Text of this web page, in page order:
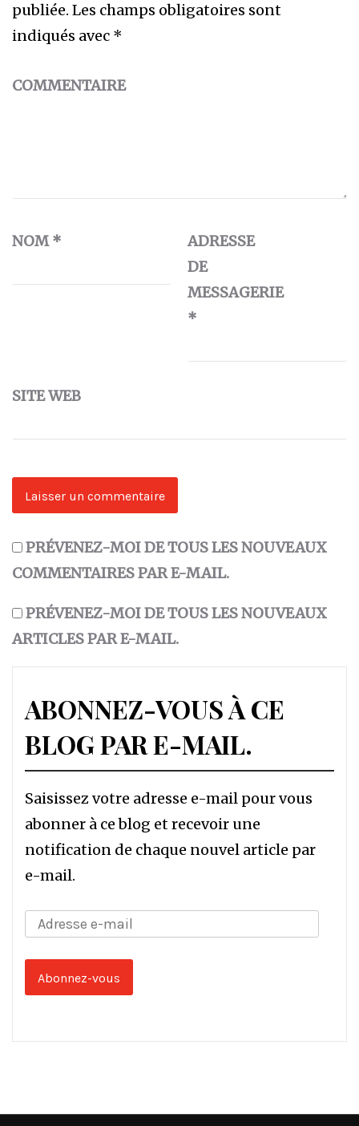
publiée. Les champs obligatoires sont
indiqués avec *
COMMENTAIRE
NOM*
ADRESSE
DE
MESSAGERIE
*
SITE WEB
PRÉVENEZ-MOI DE TOUS LES NOUVEAUX
COMMENTAIRES PAR E-MAIL.
PRÉVENEZ-MOI DE TOUS LES NOUVEAUX
ARTICLES PAR E-MAIL.
ABONNEZ-VOUS À CE
BLOG PAR E-MAIL.
Saisissez votre adresse e-mail pour vous
abonner à ce blog et recevoir une
notification de chaque nouvel article par
e-mail.
Adresse
mail
Abonnez-vous